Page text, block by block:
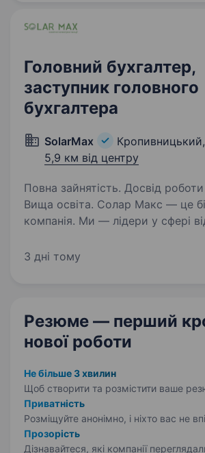
Головний бухгалтер,
заступник головного
бухгалтера
SolarMax
Кропивницький,
5,9 км від центру
Повна зайнятість. Досвід роботи
Вища освіта. Солар Макс — це більше, ніж
компанія. Ми — лідери у сфері
екологічнішим та ефективнішим.
3 дні тому
Резюме — перший
нової роботи
Не більше 3 хвилин
Щоб створити та розмістити ваше
Приватність
Розміщуйте анонімно, і ніхто вас не
Прозорість
Дізнавайтеся, які компанії